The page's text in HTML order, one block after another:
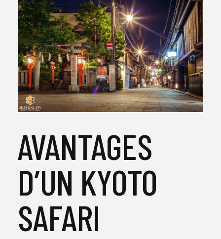
AVANTAGES
D’UN KYOTO
SAFARI